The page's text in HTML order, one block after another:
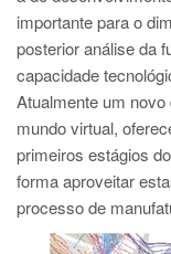
importante para o
posterior análise da
capacidade
Atualmente um
mundo virtual,
primeiros estágios
forma aproveitar
processo de